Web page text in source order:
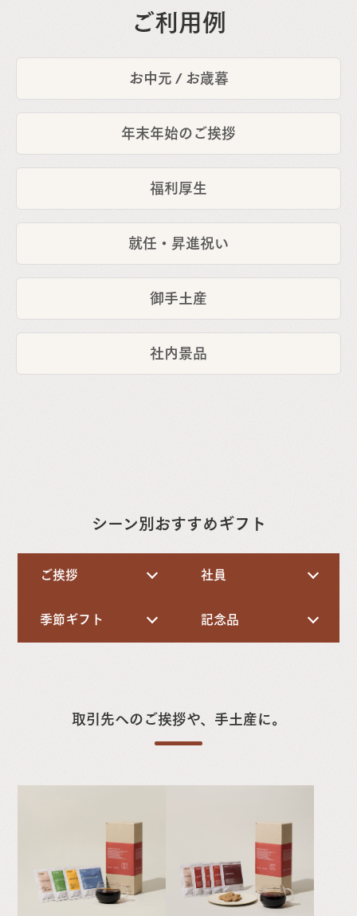
ご利用例
お中元 / お歳暮
年末年始のご挨拶
福利厚生
就任・昇進祝い
御手土産
社内景品
シーン別おすすめギフト
ご挨拶 社員
季節ギフト 記念品
取引先へのご挨拶や、手土産に。